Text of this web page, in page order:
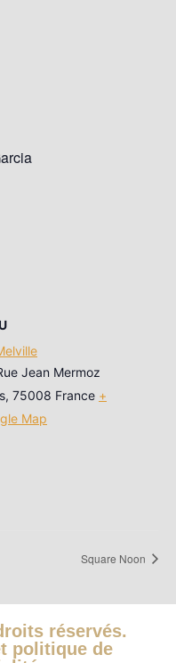
Jean Mermoz
, 75008 France +
Map
Square Noon
réservés.
politique de